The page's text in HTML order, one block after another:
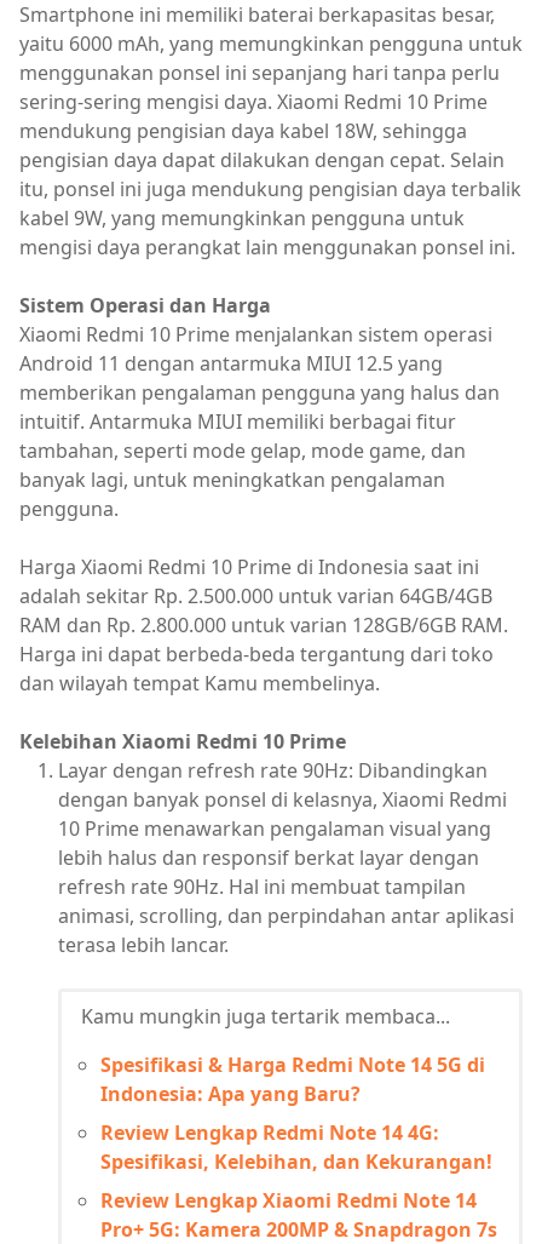
Smartphone ini memiliki baterai berkapasitas besar,
yaitu 6000 mAh, yang memungkinkan pengguna untuk
menggunakan ponsel ini sepanjang hari tanpa perlu
sering-sering mengisi daya. Xiaomi Redmi 10 Prime
mendukung pengisian daya kabel 18W, sehingga
pengisian daya dapat dilakukan dengan cepat. Selain
itu, ponsel ini juga mendukung pengisian daya terbalik
kabel 9W, yang memungkinkan pengguna untuk
mengisi daya perangkat lain menggunakan ponsel ini.
Sistem Operasi dan Harga
Xiaomi Redmi 10 Prime menjalankan sistem operasi
Android 11 dengan antarmuka MIUI 12.5 yang
memberikan pengalaman pengguna yang halus dan
intuitif. Antarmuka MIUI memiliki berbagai fitur
tambahan, seperti mode gelap, mode game, dan
banyak lagi, untuk meningkatkan pengalaman
pengguna.
Harga Xiaomi Redmi 10 Prime di Indonesia saat ini
adalah sekitar Rp. 2.500.000 untuk varian 64GB/4GB
RAM dan Rp. 2.800.000 untuk varian 128GB/6GB RAM.
Harga ini dapat berbeda-beda tergantung dari toko
dan wilayah tempat Kamu membelinya.
Kelebihan Xiaomi Redmi 10 Prime
Layar dengan refresh rate 90Hz: Dibandingkan
dengan banyak ponsel di kelasnya, Xiaomi Redmi
10 Prime menawarkan pengalaman visual yang
lebih halus dan responsif berkat layar dengan
refresh rate 90Hz. Hal ini membuat tampilan
animasi, scrolling, dan perpindahan antar aplikasi
terasa lebih lancar.
Kamu mungkin juga tertarik membaca...
Spesifikasi & Harga Redmi Note 14 5G di
Indonesia: Apa yang Baru?
Review Lengkap Redmi Note 14 4G:
Spesifikasi, Kelebihan, dan Kekurangan!
Review Lengkap Xiaomi Redmi Note 14
Pro+ 5G: Kamera 200MP & Snapdragon 7s